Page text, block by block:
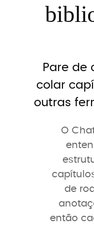
Pare de
colar
outras
O
de
então